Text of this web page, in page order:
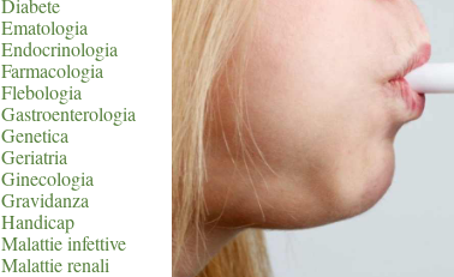
Diabete
Ematologia
Endocrinologia
Farmacologia
Flebologia
Gastroenterologia
Genetica
Geriatria
Ginecologia
Gravidanza
Handicap
Malattie infettive
Malattie renali